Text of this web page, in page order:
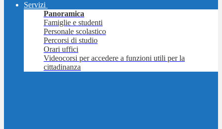
Servizi
Panoramica
Famiglie e studenti
Personale scolastico
Percorsi di studio
Orari uffici
Videocorsi per accedere a funzioni utili per la
cittadinanza